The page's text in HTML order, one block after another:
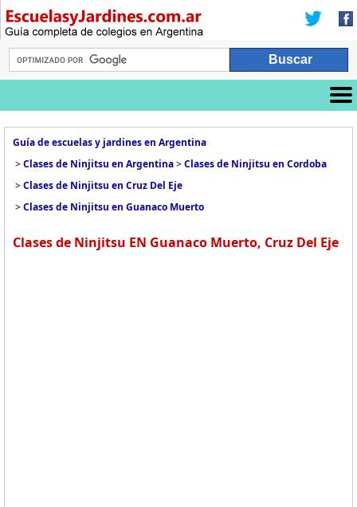
Guía de escuelas y jardines en Argentina
>Clases de Ninjitsu en Argentina>Clases de Ninjitsu en Cordoba
>Clases de Ninjitsu en Cruz Del Eje
>Clases de Ninjitsu en Guanaco Muerto
Clases de Ninjitsu EN Guanaco Muerto, Cruz Del Eje